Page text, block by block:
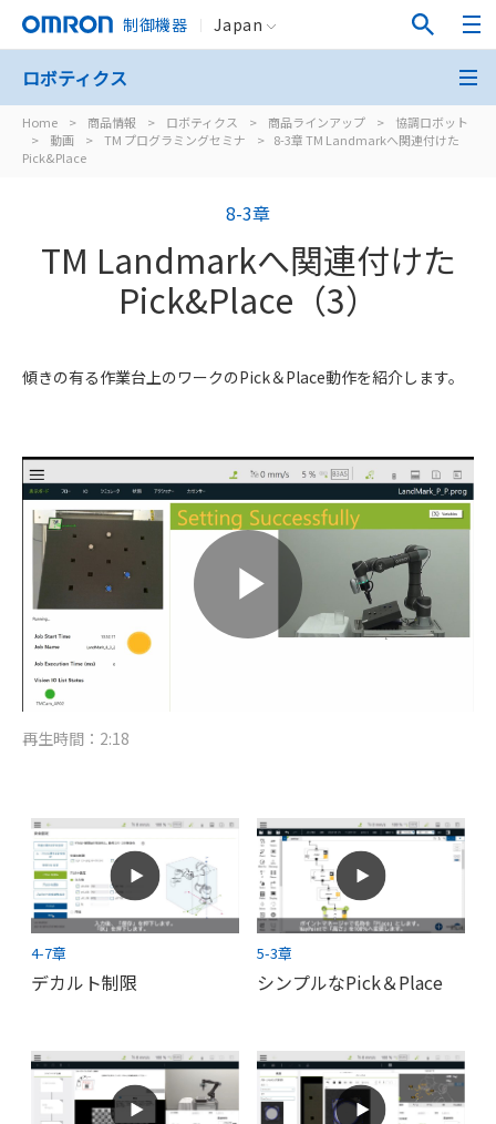
制御機器 Japan
Home > 商品情報 > ロボティクス > 商品ラインアップ >
協調ロボット
>
動画 > TM プログラミングセミナ > 8-3章 TM Landmarkへ関連付けた
Pick&Place
ロボティクス
8-3章
TM Landmarkへ関連付けた
Pick&Place（3）
傾きの有る作業台上のワークのPick＆Place動作を紹介します。
再生時間：2:18
4-7章
デカルト制限
5-3章
シンプルなPick＆Place